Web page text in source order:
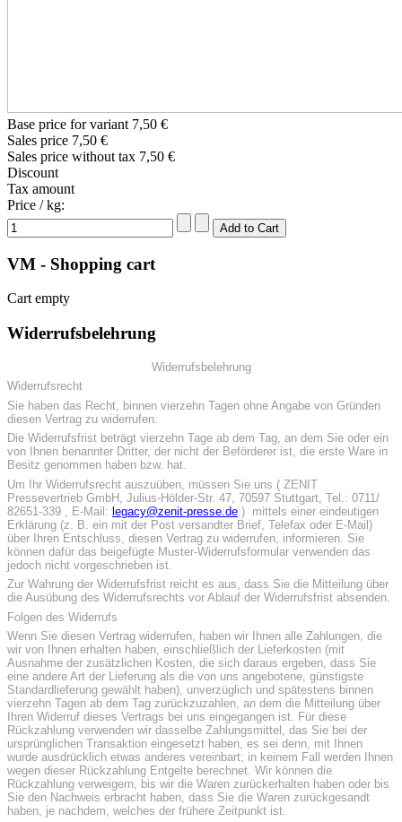
Base price for variant 7,50 €
Sales price 7,50 €
Sales price without tax 7,50 €
Discount
Tax amount
Price / kg:
VM - Shopping cart
Cart empty
Widerrufsbelehrung
Widerrufsbelehrung
Widerrufsrecht
Sie haben das Recht, binnen vierzehn Tagen ohne Angabe von Gründen
diesen Vertrag zu widerrufen.
Die Widerrufsfrist beträgt vierzehn Tage ab dem Tag, an dem Sie oder ein
von Ihnen benannter Dritter, der nicht der Beförderer ist, die erste Ware in
Besitz genommen haben bzw. hat.
Um Ihr Widerrufsrecht auszuüben, müssen Sie uns ( ZENIT
Pressevertrieb GmbH, Julius-Hölder-Str. 47, 70597 Stuttgart, Tel.: 0711/
82651-339 , E-Mail: legacy@zenit-presse.de ) mittels einer eindeutigen
Erklärung (z. B. ein mit der Post versandter Brief, Telefax oder E-Mail)
über Ihren Entschluss, diesen Vertrag zu widerrufen, informieren. Sie
können dafür das beigefügte Muster-Widerrufsformular verwenden das
jedoch nicht vorgeschrieben ist.
Zur Wahrung der Widerrufsfrist reicht es aus, dass Sie die Mitteilung über
die Ausübung des Widerrufsrechts vor Ablauf der Widerrufsfrist absenden.
Folgen des Widerrufs
Wenn Sie diesen Vertrag widerrufen, haben wir Ihnen alle Zahlungen, die
wir von Ihnen erhalten haben, einschließlich der Lieferkosten (mit
Ausnahme der zusätzlichen Kosten, die sich daraus ergeben, dass Sie
eine andere Art der Lieferung als die von uns angebotene, günstigste
Standardlieferung gewählt haben), unverzüglich und spätestens binnen
vierzehn Tagen ab dem Tag zurückzuzahlen, an dem die Mitteilung über
Ihren Widerruf dieses Vertrags bei uns eingegangen ist. Für diese
Rückzahlung verwenden wir dasselbe Zahlungsmittel, das Sie bei der
ursprünglichen Transaktion eingesetzt haben, es sei denn, mit Ihnen
wurde ausdrücklich etwas anderes vereinbart; in keinem Fall werden Ihnen
wegen dieser Rückzahlung Entgelte berechnet. Wir können die
Rückzahlung verweigern, bis wir die Waren zurückerhalten haben oder bis
Sie den Nachweis erbracht haben, dass Sie die Waren zurückgesandt
haben, je nachdem, welches der frühere Zeitpunkt ist.